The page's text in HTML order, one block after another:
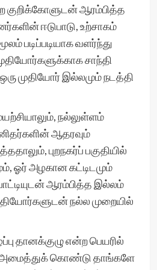
குறிக்கோளுடன் ஆரம்பித்த
ஈடுபாடு, உற்சாகம்
படிப்படியாக வளர்ந்து
சாந்தி
முதியோர் இல்லமும் நடத்தி
நல்லுள்ளம்
ஆதரவும்
புறநகர்ப் பகுதியில்
ஓர் அழகான கட்டிடமும்
ஆரம்பித்த இல்லம்
நல்ல முறையில்
தானக்குழு என்ற பெயரில்
அமைத்துக் கொண்டு தாங்களே